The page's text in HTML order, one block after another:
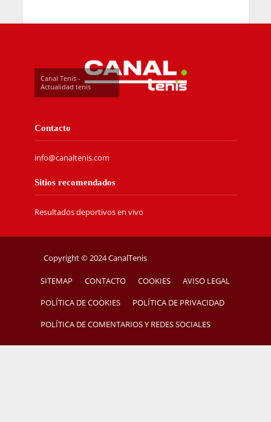
Canal Tenis -
Actualidad tenis
Contacto
info@canaltenis.com
Sitios recomendados
Resultados deportivos en vivo
Copyright © 2024 CanalTenis
SITEMAP CONTACTO COOKIES AVISO LEGAL
POLÍTICA DE COOKIES POLÍTICA DE PRIVACIDAD
POLÍTICA DE COMENTARIOS Y REDES SOCIALES